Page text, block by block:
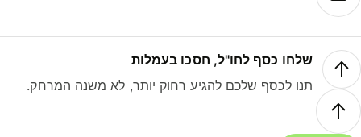
שלחו כסף לחו"ל, חסכו בעמלות
תנו לכסף שלכם להגיע רחוק יותר, לא משנה המרחק.